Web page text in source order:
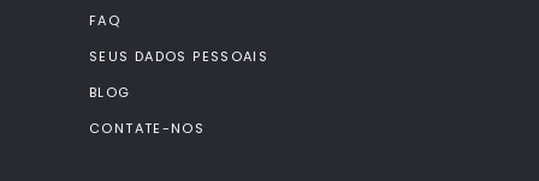
FAQ
SEUS DADOS PESSOAIS
BLOG
CONTATE-NOS